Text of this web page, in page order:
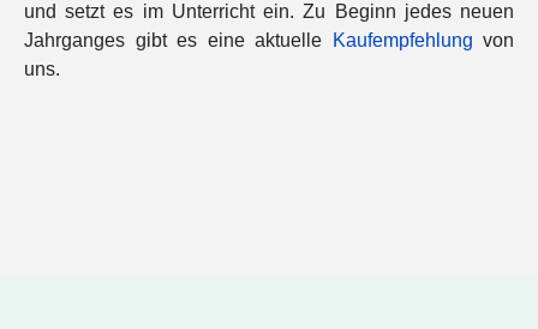
und setzt es im Unterricht ein. Zu Beginn jedes neuen
Jahrganges gibt es eine aktuelle
Kaufempfehlung von
uns.